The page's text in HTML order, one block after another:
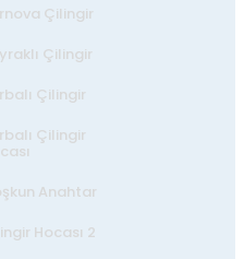
Çilingir
Çilingir
Çilingir
Çilingir
Anahtar
Hocası 2